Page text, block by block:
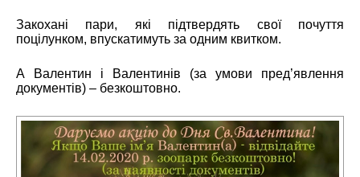
Закохані пари, які підтвердять свої почуття
поцілунком, впускатимуть за одним квитком.
А Валентин і Валентинів (за умови пред’явлення
документів) – безкоштовно.